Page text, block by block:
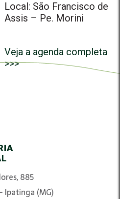
Local: São Francisco de
Assis – Pe. Morini
Veja a agenda completa
>>>
885
Ipatinga (MG)